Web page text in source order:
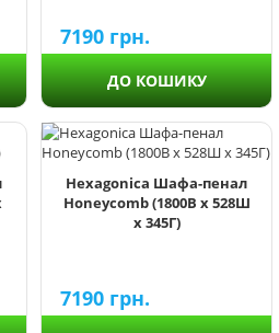
7190 грн.
ДО КОШИКУ
Hexagonica Шафа-пенал
Honeycomb (1800В х 528Ш
х 345Г)
7190 грн.